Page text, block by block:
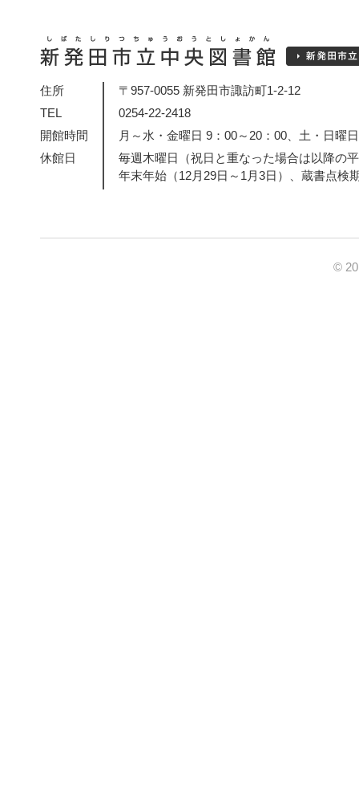
住所
〒957-0055 新発田市諏訪町1-2-12
TEL
0254-22-2418
開館時間
月～水・金曜日 9：00～20：00、土・日曜
休館日
毎週木曜日（祝日と重なった場合は以降の
年末年始（12月29日～1月3日）、蔵書点検
©